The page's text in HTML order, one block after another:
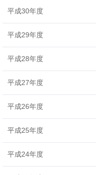
平成30年度
平成29年度
平成28年度
平成27年度
平成26年度
平成25年度
平成24年度